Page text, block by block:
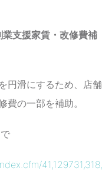
支援家賃・改修費補
円滑にするため、店舗
費の一部を補助。